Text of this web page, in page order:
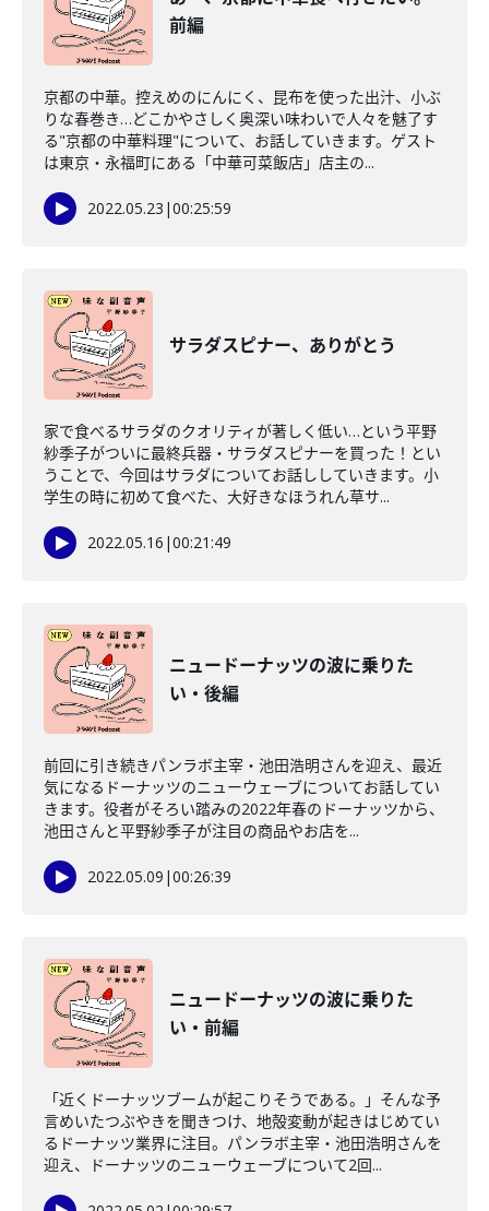
前編
京都の中華。控えめのにんにく、昆布を使った出汁、小ぶ
りな春巻き…どこかやさしく奥深い味わいで人々を魅了す
る"京都の中華料理"について、お話していきます。ゲスト
は東京・永福町にある「中華可菜飯店」店主の...
2022.05.23 |00:25:59
サラダスピナー、ありがとう
家で食べるサラダのクオリティが著しく低い…という平野
紗季子がついに最終兵器・サラダスピナーを買った！とい
うことで、今回はサラダについてお話ししていきます。小
学生の時に初めて食べた、大好きなほうれん草サ...
2022.05.16 |00:21:49
ニュードーナッツの波に乗りた
い・後編
前回に引き続きパンラボ主宰・池田浩明さんを迎え、最近
気になるドーナッツのニューウェーブについてお話してい
きます。役者がそろい踏みの2022年春のドーナッツから、
池田さんと平野紗季子が注目の商品やお店を...
2022.05.09 |00:26:39
ニュードーナッツの波に乗りた
い・前編
「近くドーナッツブームが起こりそうである。」そんな予
言めいたつぶやきを聞きつけ、地殻変動が起きはじめてい
るドーナッツ業界に注目。パンラボ主宰・池田浩明さんを
迎え、ドーナッツのニューウェーブについて2回...